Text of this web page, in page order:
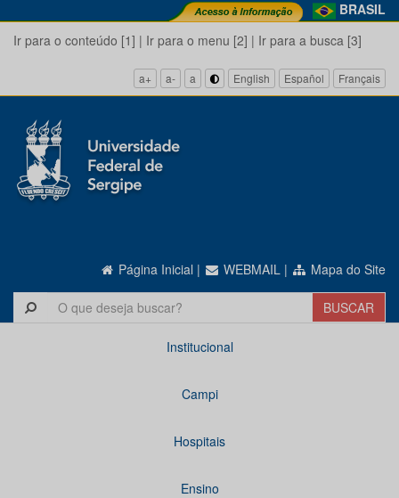
BRASIL
Ir para o conteúdo [1] | Ir para o menu [2] | Ir para a busca [3]
a+ a- a English Español Français
Página Inicial | WEBMAIL | Mapa do Site
Institucional
Campi
Hospitais
Ensino